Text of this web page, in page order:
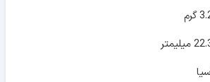
گرم
میلیمتر